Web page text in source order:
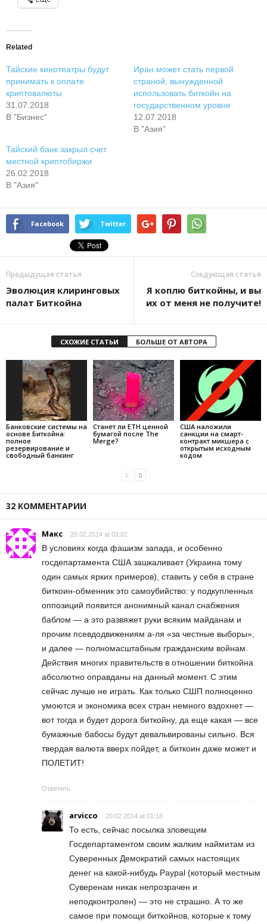
Related
Тайские кинотеатры будут
принимать к оплате
криптовалюты
31.07.2018
В "Бизнес"
Иран может стать первой
страной, вынужденной
использовать биткойн на
государственном уровне
12.07.2018
В "Азия"
Тайский банк закрыл счет
местной криптобиржи
26.02.2018
В "Азия"
Facebook Twitter
Предыдущая статья
Эволюция клиринговых
палат Биткойна
Следующая статья
Я коплю биткойны, и вы
их от меня не получите!
СХОЖИЕ СТАТЬИ БОЛЬШЕ ОТ АВТОРА
Банковские системы на
основе Биткойна:
полное
резервирование и
свободный банкинг
Станет ли ETH ценной
бумагой после The
Merge?
США наложили
санкции на смарт-
контракт микшера с
открытым исходным
кодом
32 КОММЕНТАРИИ
Макс 20.02.2014 at 01:02
В условиях когда фашизм запада, и особенно
госдепартамента США зашкаливает (Украина тому
один самых ярких примеров), ставить у себя в стране
биткоин-обменник это самоубийство: у подкупленных
оппозиций появится анонимный канал снабжения
баблом — а это развяжет руки всяким майданам и
прочим псевдодвижениям а-ля «за честные выборы»,
и далее — полномасштабным гражданским войнам.
Действия многих правительств в отношении биткойна
абсолютно оправданы на данный момент. С этим
сейчас лучше не играть. Как только СШП полноценно
умоются и экономика всех стран немного вздохнет —
вот тогда и будет дорога биткойну, да еще какая — все
бумажные бабосы будут девальвированы сильно. Вся
твердая валюта вверх пойдет, а биткоин даже может и
ПОЛЕТИТ!
Ответить
arvicco 20.02.2014 at 01:16
То есть, сейчас посылка зловещим
Госдепартаментом своим жалким наймитам из
Суверенных Демократий самых настоящих
денег на какой-нибудь Paypal (который местным
Суверенам никак непрозрачен и
неподконтролен) — это не страшно. А то же
самое при помощи биткойнов, которые к тому